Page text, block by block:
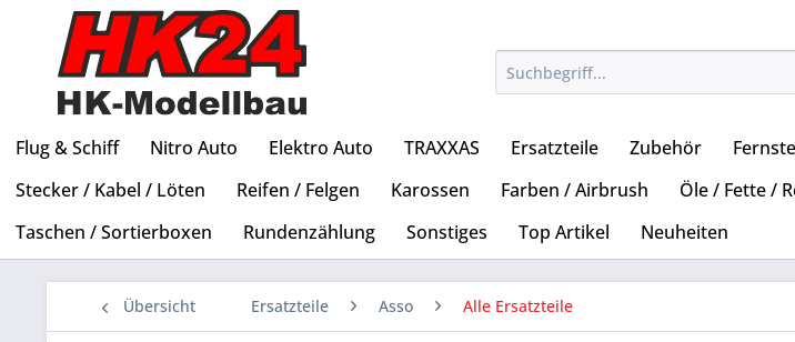
Flug & Schiff Nitro Auto Elektro Auto TRAXXAS Ersatzteile Zubehör
Stecker / Kabel / Löten
Reifen / Felgen Karossen Farben / Airbrush Öle / Fette /
Taschen / Sortierboxen
Rundenzählung Sonstiges Top Artikel Neuheiten
Übersicht Ersatzteile Asso Alle Ersatzteile